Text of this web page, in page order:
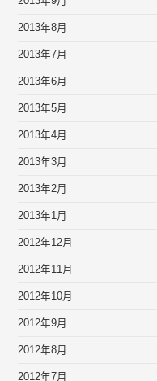
2013年8月
2013年7月
2013年6月
2013年5月
2013年4月
2013年3月
2013年2月
2013年1月
2012年12月
2012年11月
2012年10月
2012年9月
2012年8月
2012年7月